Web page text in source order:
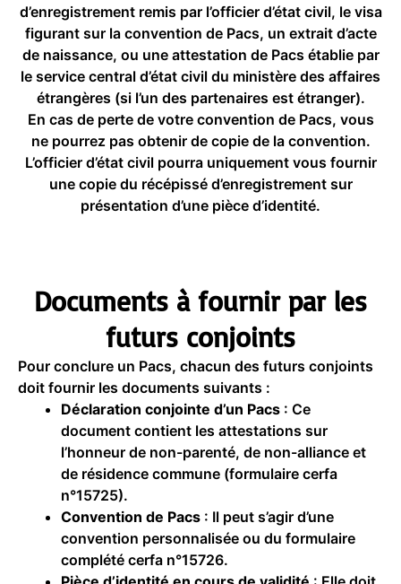
d’enregistrement remis par l’officier d’état civil, le visa
figurant sur la convention de Pacs, un extrait d’acte
de naissance, ou une attestation de Pacs établie par
le service central d’état civil du ministère des affaires
étrangères (si l’un des partenaires est étranger).
En cas de perte de votre convention de Pacs, vous
ne pourrez pas obtenir de copie de la convention.
L’officier d’état civil pourra uniquement vous fournir
une copie du récépissé d’enregistrement sur
présentation d’une pièce d’identité.
Documents à fournir par les
futurs conjoints
Pour conclure un Pacs, chacun des futurs conjoints
doit fournir les documents suivants :
Déclaration conjointe d’un Pacs : Ce
document contient les attestations sur
l’honneur de non-parenté, de non-alliance et
de résidence commune (formulaire cerfa
n°15725).
Convention de Pacs : Il peut s’agir d’une
convention personnalisée ou du formulaire
complété cerfa n°15726.